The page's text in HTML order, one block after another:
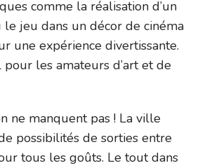
comme la réalisation d’un
jeu dans un décor de cinéma
une expérience divertissante.
pour les amateurs d’art et de
ne manquent pas ! La ville
possibilités de sorties entre
tous les goûts. Le tout dans